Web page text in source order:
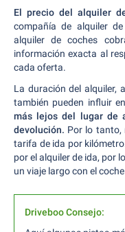
El precio del alquiler
compañía de alquiler
alquiler de coches
información exacta al
cada oferta.
La duración del alquiler,
también pueden influir
más lejos del lugar de
devolución. Por lo tanto,
tarifa de ida por
por el alquiler de ida, por
un viaje largo con el
Driveboo Consejo: